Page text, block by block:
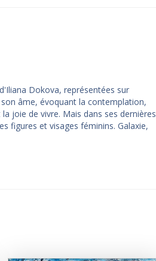
Dokova, représentées sur
âme, évoquant la contemplation,
joie de vivre. Mais dans ses dernières
figures et visages féminins. Galaxie,